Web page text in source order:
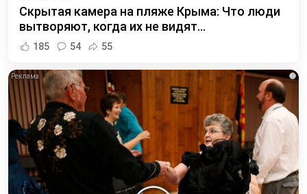
Скрытая камера на пляже Крыма: Что люди
вытворяют, когда их не видят...
185 54 55
i